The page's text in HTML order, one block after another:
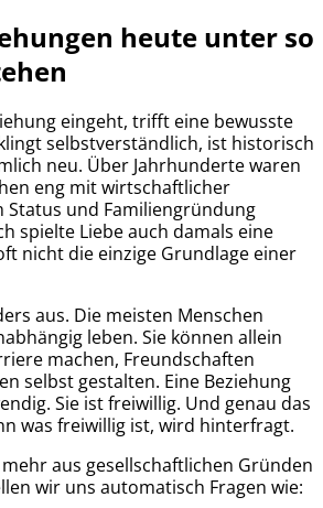
heute unter so
eingeht, trifft eine bewusste
selbstverständlich, ist historisch
neu. Über Jahrhunderte waren
eng mit wirtschaftlicher
Status und Familiengründung
spielte Liebe auch damals eine
nicht die einzige Grundlage einer
aus. Die meisten Menschen
leben. Sie können allein
machen, Freundschaften
selbst gestalten. Eine Beziehung
Sie ist freiwillig. Und genau das
was freiwillig ist, wird hinterfragt.
aus gesellschaftlichen Gründen
wir uns automatisch Fragen wie: